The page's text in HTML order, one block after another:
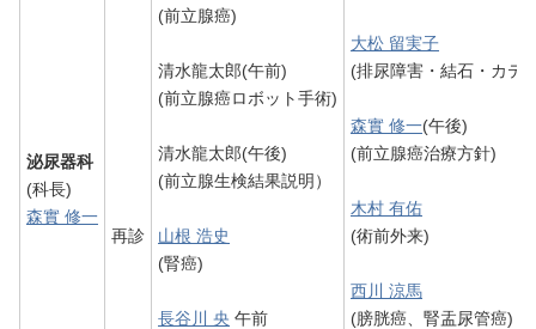
泌尿器科
(科長)
森實 修一
再診
(前立腺癌)
清水龍太郎(午前)
(前立腺癌ロボット手術)
清水龍太郎(午後)
(前立腺生検結果説明）
山根 浩史
(腎癌)
長谷川 央 午前
大松 留実子
(排尿障害・結石・カテ
森實 修一(午後)
(前立腺癌治療方針)
木村 有佑
(術前外来)
西川 涼馬
(膀胱癌、腎盂尿管癌)